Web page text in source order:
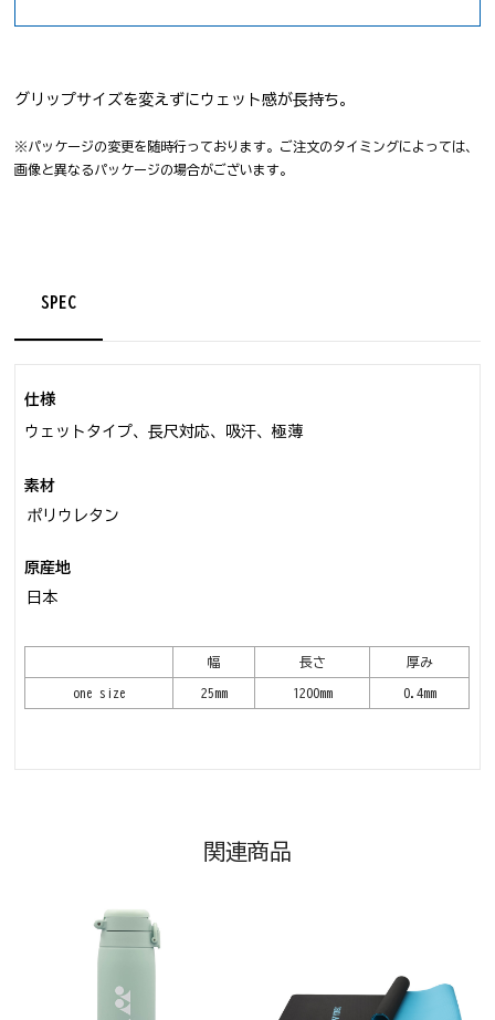
グリップサイズを変えずにウェット感が長持ち。
※パッケージの変更を随時行っております。ご注文のタイミングによっては、
画像と異なるパッケージの場合がございます。
SPEC
仕様
ウェットタイプ、長尺対応、吸汗、極薄
素材
ポリウレタン
原産地
日本
幅 長さ 厚み
one size 25mm 1200mm 0.4mm
関連商品